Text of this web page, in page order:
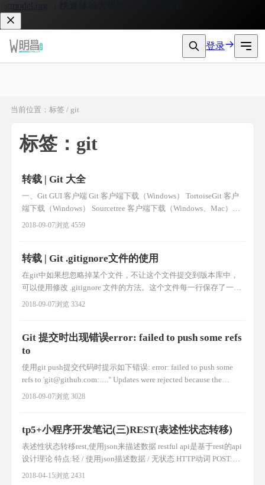
，快速体验大模型 API 接入服务。
登录
当前位置：标签 / git
标签：git
转载 | Git 大全
一、Git GUI 客户端 Git 客户端下载（Windows） TortoiseGit 客户
端下载（Windows） Sourcetree 客户端下载（Windows、Mac）
Git Extensions 客户端下载（Windows、Mac、Linux） SmartGit 客
2018-09-07浏览 4559
转载 | Git .gitignore文件的使用
在git中如果想忽略掉某个文件，不让这个文件提交到版本库中，
可以使用修改 .gitignore 文件的方法。这个文件每一行保存了一个
匹配的规则例如： # 此为注释 – 将被 Git 忽略 *.a # 忽略所有 .a 结
2018-09-07浏览 3342
Git 提交时出现错误error: failed to push some refs
to
使用git push提交代码时提示如下错误: error: failed to push some
refs to 'git@github.com:....." Updates were rejected because the
remote contains work that you do not have locally. This is usuall
2018-09-07浏览 3028
tp5+小程序开发笔记(三)REST(表述性状态转移)
表述性状态转移rest,使用json来描述数据 restful api是基于rest的api
设计理论 特点:轻 / 使用json描述数据 / 无状态 HTTP动词 POST:创
建 PUT:更新 GET:查新 DELETE:删除 状态码: 404资源没找到 400
2018-04-15浏览 2431